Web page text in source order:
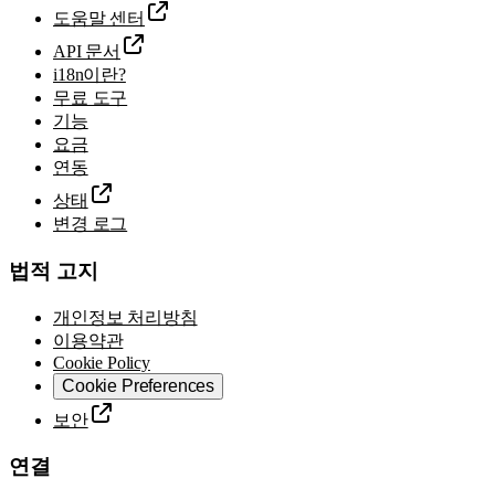
도움말 센터
API 문서
i18n이란?
무료 도구
기능
요금
연동
상태
변경 로그
법적 고지
개인정보 처리방침
이용약관
Cookie Policy
Cookie Preferences
보안
연결